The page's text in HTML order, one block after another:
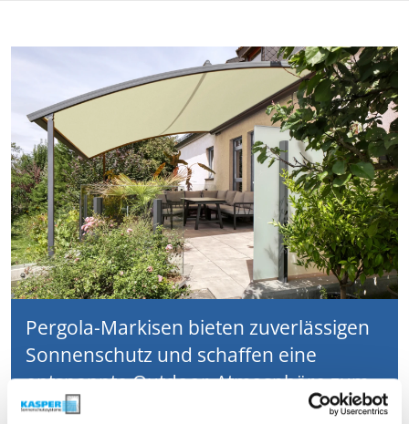
Pergola-Markisen bieten zuverlässigen
Sonnenschutz und schaffen eine
entspannte Outdoor-Atmosphäre zum
Genießen.